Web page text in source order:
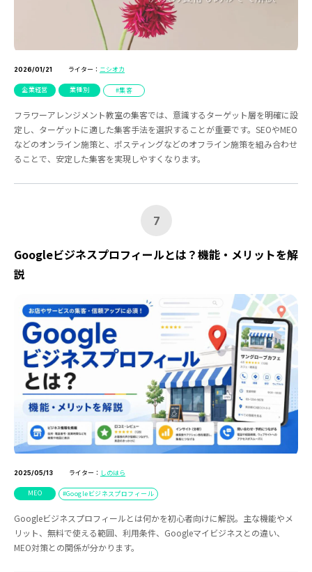
2026/01/21 ライター： ニシオカ
企業経営 業種別 集客
フラワーアレンジメント教室の集客では、意識するターゲット層を明確に設
定し、ターゲットに適した集客手法を選択することが重要です。SEOやMEO
などのオンライン施策と、ポスティングなどのオフライン施策を組み合わせ
ることで、安定した集客を実現しやすくなります。
7
Googleビジネスプロフィールとは？機能・メリットを解
説
2025/05/13 ライター： しのはら
MEO Googleビジネスプロフィール
Googleビジネスプロフィールとは何かを初心者向けに解説。主な機能やメ
リット、無料で使える範囲、利用条件、Googleマイビジネスとの違い、
MEO対策との関係が分かります。